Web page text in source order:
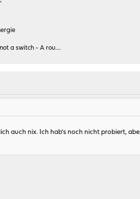
a switch - A rou....
auch nix. Ich hab's noch nicht probiert,